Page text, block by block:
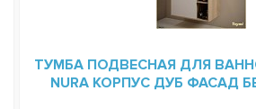
ТУМБА ПОДВЕСНАЯ ДЛЯ
NURA КОРПУС ДУБ ФАСАД